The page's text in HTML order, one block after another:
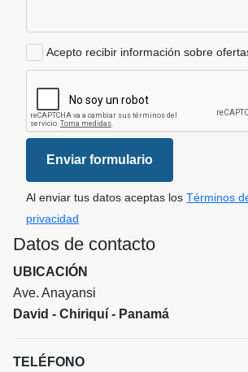
Acepto recibir información sobre
Enviar formulario
Al enviar tus datos aceptas los Términos
privacidad
Datos de contacto
UBICACIÓN
Ave. Anayansi
David - Chiriquí - Panamá
TELÉFONO